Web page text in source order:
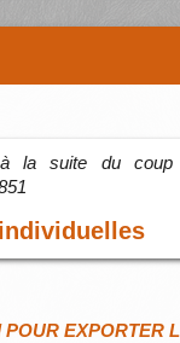
la suite du coup
POUR EXPORTER